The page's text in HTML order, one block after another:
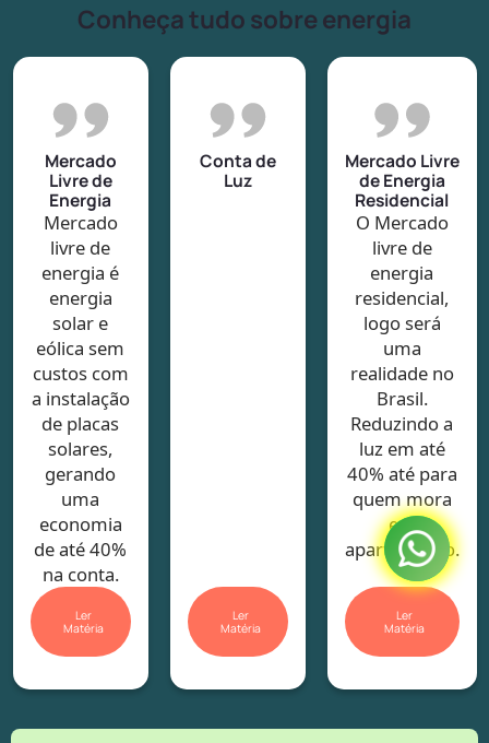
Conheça tudo sobre energia
Mercado
Livre de
Energia
Mercado
livre de
energia é
energia
solar e
eólica sem
custos com
a instalação
de placas
solares,
gerando
uma
economia
de até 40%
na conta.
Ler
Matéria
Conta de
Luz
Ler
Matéria
Mercado Livre
de Energia
Residencial
O Mercado
livre de
energia
residencial,
logo será
uma
realidade no
Brasil.
Reduzindo a
luz em até
40% até para
quem mora
em
apartamento.
Ler
Matéria